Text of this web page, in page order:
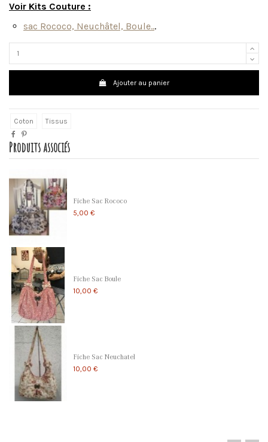
Voir Kits Couture :
sac Rococo, Neuchâtel, Boule...
Ajouter au panier
Coton Tissus
Produits associés
Fiche Sac Rococo
5,00 €
Fiche Sac Boule
10,00 €
Fiche Sac Neuchatel
10,00 €